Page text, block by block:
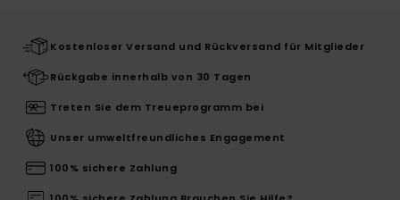
Kostenloser Versand und Rückversand für Mitglieder
Rückgabe innerhalb von 30 Tagen
Treten Sie dem Treueprogramm bei
Unser umweltfreundliches Engagement
100% sichere Zahlung